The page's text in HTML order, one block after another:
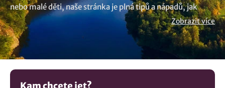
nebo malé děti, naše stránka je plná tipů a nápadů, jak
strávit kvalitní čas v rodinném kruhu. Kam s dětmi za
zábavou, co zažít nebo kudy z nudy s dětmi v lokalitě
Pohorská Ves? Nabízíme širokou paletu možností kam na
výlet s dětmi, od aktivních zážitků, zábavných atrakcí až
po poznávání památek a přírodních krás. Získejte inspiraci
z našich doporučení a ujistěte se, že váš další výlet bude
Zobrazit více